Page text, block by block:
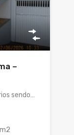
–
sendo…
m2